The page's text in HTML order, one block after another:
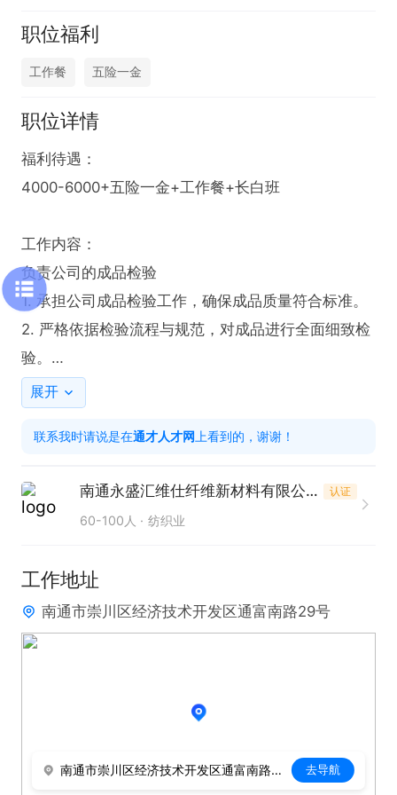
职位福利
工作餐 五险一金
职位详情
福利待遇：
4000-6000+五险一金+工作餐+长白班
工作内容：
负责公司的成品检验
1. 承担公司成品检验工作，确保成品质量符合标准。
2. 严格依据检验流程与规范，对成品进行全面细致检
验。
3. 准确记录检验数据，及时反馈检验结果，为质量改
电话。联系时请说是在通才人才网看到的！
展开
联系我时请说是在通才人才网 上看到的，谢谢！
南通永盛汇维仕纤维新材料有限公司 认证
60-100人 纺织业
工作地址
南通市崇川区经济技术开发区通富南路29号
南通市崇川区经济技术开发区通富南路29号 去导航